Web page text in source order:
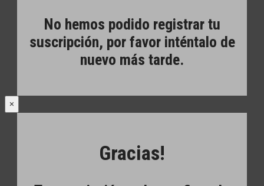
No hemos podido registrar tu
suscripción, por favor inténtalo de
nuevo más tarde.
×
Gracias!